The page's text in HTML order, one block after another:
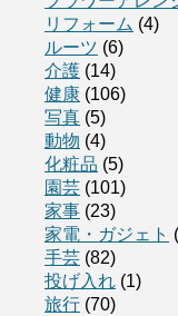
リフォーム (4)
ルーツ (6)
介護 (14)
健康 (106)
写真 (5)
動物 (4)
化粧品 (5)
園芸 (101)
家事 (23)
家電・ガジェト
手芸 (82)
投げ入れ (1)
旅行 (70)